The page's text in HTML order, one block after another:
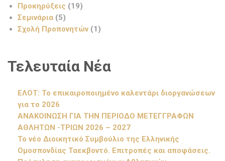
Προκηρύξεις (19)
Σεμινάρια (5)
Σχολή Προπονητών (1)
Τελευταία Νέα
ΕΛΟΤ: Το επικαιροποιημένο καλεντάρι διοργανώσεων
για το 2026
ΑΝΑΚΟΙΝΩΣΗ ΓΙΑ ΤΗΝ ΠΕΡΙΟΔΟ ΜΕΤΕΓΓΡΑΦΩΝ
ΑΘΛΗΤΩΝ -ΤΡΙΩΝ 2026 – 2027
Το νέο Διοικητικό Συμβούλιο της Ελληνικής
Ομοσπονδίας Ταεκβοντό. Επιτροπές και αποφάσεις.